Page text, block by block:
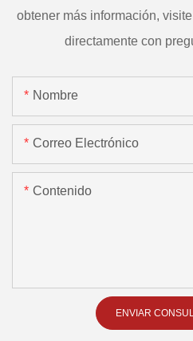
obtener más información,
directamente con
Nombre
Correo Electrónico
Contenido
ENVIAR